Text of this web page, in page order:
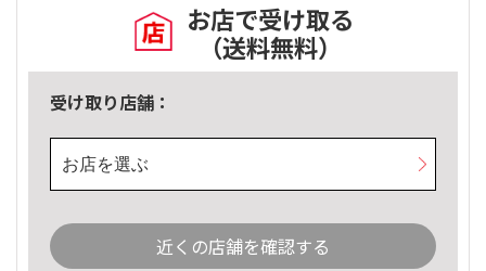
お店で受け取る
（送料無料）
受け取り店舗：
お店を選ぶ
近くの店舗を確認する